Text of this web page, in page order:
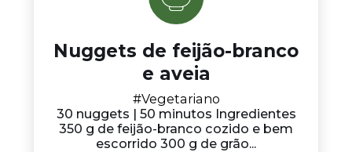
Nuggets de feijão-branco
e aveia
#Vegetariano
30 nuggets | 50 minutos Ingredientes
350 g de feijão-branco cozido e bem
escorrido 300 g de grão...